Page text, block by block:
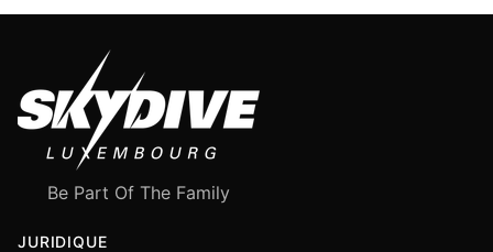
Be Part Of The Family
JURIDIQUE